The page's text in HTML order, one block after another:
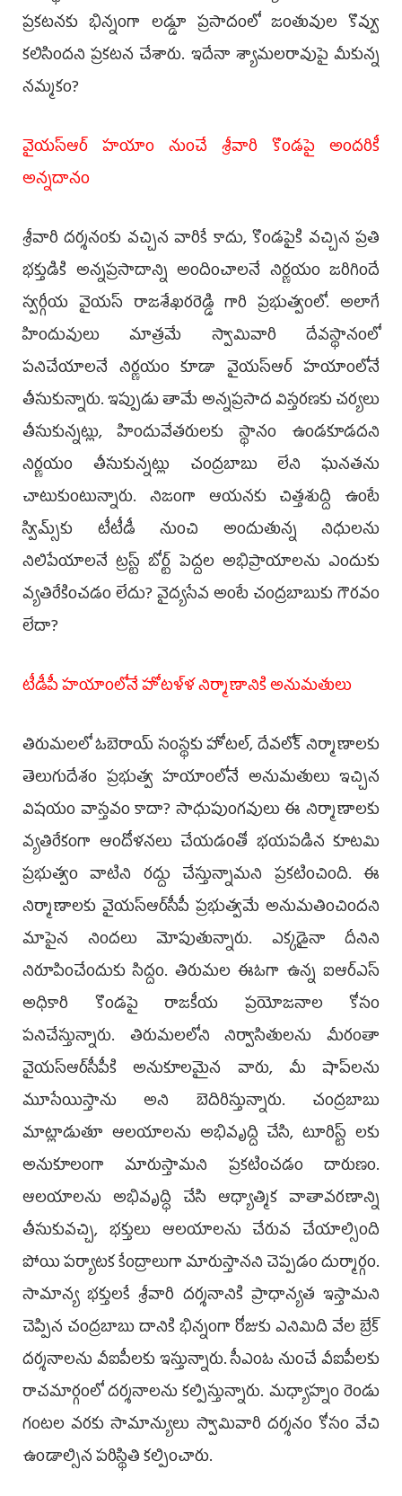
ప్రకటనకు భిన్నంగా లడ్డూ ప్రసాదంలో జంతువుల కొవ్వు
కలిసిందని ప్రకటన చేశారు. ఇదేనా శ్యామలరావుపై మీకున్న
నమ్మకం?
వైయస్‌ఆర్ హయాం నుంచే శ్రీవారి కొండపై అందరికీ
అన్నదానం
శ్రీవారి దర్శనంకు వచ్చిన వారికే కాదు, కొండపైకి వచ్చిన ప్రతి
భక్తుడికి అన్నప్రసాదాన్ని అందించాలనే నిర్ణయం జరిగిందే
స్వర్గీయ వైయస్ రాజశేఖరరెడ్డి గారి ప్రభుత్వంలో. అలాగే
హిందువులు మాత్రమే స్వామివారి దేవస్థానంలో
పనిచేయాలనే నిర్ణయం కూడా వైయస్‌ఆర్ హయాంలోనే
తీసుకున్నారు. ఇప్పుడు తామే అన్నప్రసాద విస్తరణకు చర్యలు
తీసుకున్నట్లు, హిందువేతరులకు స్థానం ఉండకూడదని
నిర్ణయం తీసుకున్నట్లు చంద్రబాబు లేని ఘనతను
చాటుకుంటున్నారు. నిజంగా ఆయనకు చిత్తశుద్ది ఉంటే
స్విమ్స్‌కు టీటీడీ నుంచి అందుతున్న నిధులను
నిలిపేయాలనే ట్రస్ట్ బోర్ట్ పెద్దల అభిప్రాయాలను ఎందుకు
వ్యతిరేకించడం లేదు? వైద్యసేవ అంటే చంద్రబాబుకు గౌరవం
లేదా?
టీడీపీ హయాంలోనే హోటళ్ళ నిర్మాణానికి అనుమతులు
తిరుమలలో ఓబెరాయ్‌ సంస్థకు హోటల్, దేవలోక్‌ నిర్మాణాలకు
తెలుగుదేశం ప్రభుత్వ హయాంలోనే అనుమతులు ఇచ్చిన
విషయం వాస్తవం కాదా? సాధుపుంగవులు ఈ నిర్మాణాలకు
వ్యతిరేకంగా ఆందోళనలు చేయడంతో భయపడిన కూటమి
ప్రభుత్వం వాటిని రద్దు చేస్తున్నామని ప్రకటించింది. ఈ
నిర్మాణాలకు వైయస్‌ఆర్‌సీపీ ప్రభుత్వమే అనుమతించిందని
మాపైన నిందలు మోపుతున్నారు. ఎక్కడైనా దీనిని
నిరూపించేందుకు సిద్దం. తిరుమల ఈఓగా ఉన్న ఐఆర్‌ఎస్
అధికారి కొండపై రాజకీయ ప్రయోజనాల కోసం
పనిచేస్తున్నారు. తిరుమలలోని నిర్వాసితులను మీరంతా
వైయస్‌ఆర్‌సీపీకి అనుకూలమైన వారు, మీ షాప్‌లను
మూసేయిస్తాను అని బెదిరిస్తున్నారు. చంద్రబాబు
మాట్లాడుతూ ఆలయాలను అభివృద్ది చేసి, టూరిస్ట్‌ లకు
అనుకూలంగా మారుస్తామని ప్రకటించడం దారుణం.
ఆలయాలను అభివృద్ధి చేసి ఆధ్యాత్మిక వాతావరణాన్ని
తీసుకువచ్చి, భక్తులు ఆలయాలను చేరువ చేయాల్సింది
పోయి పర్యాటక కేంద్రాలుగా మారుస్తానని చెప్పడం దుర్మార్గం.
సామాన్య భక్తులకే శ్రీవారి దర్శనానికి ప్రాధాన్యత ఇస్తామని
చెప్పిన చంద్రబాబు దానికి భిన్నంగా రోజుకు ఎనిమిది వేల బ్రేక్
దర్శనాలను వీఐపీలకు ఇస్తున్నారు. సీఎంఓ నుంచే వీఐపీలకు
రాచమార్గంలో దర్శనాలను కల్పిస్తున్నారు. మధ్యాహ్నం రెండు
గంటల వరకు సామాన్యులు స్వామివారి దర్శనం కోసం వేచి
ఉండాల్సిన పరిస్థితి కల్పించారు.